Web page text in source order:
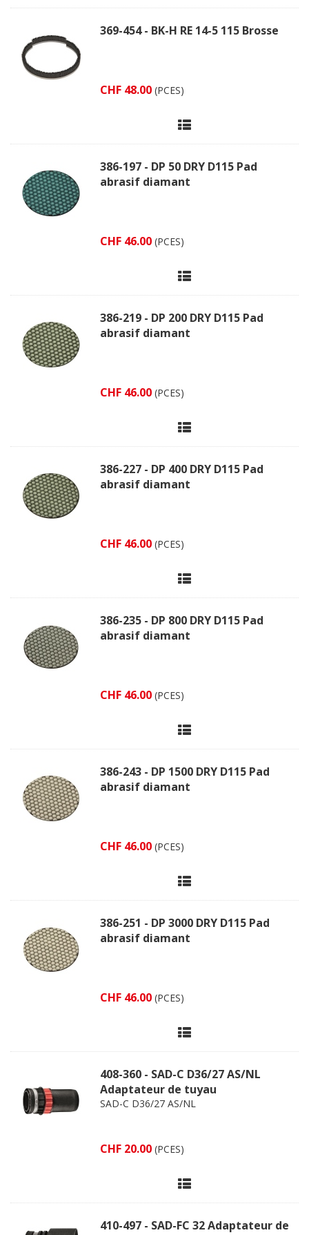
369-454 - BK-H RE 14-5 115 Brosse
CHF 48.00 (PCES)
386-197 - DP 50 DRY D115 Pad
abrasif diamant
CHF 46.00 (PCES)
386-219 - DP 200 DRY D115 Pad
abrasif diamant
CHF 46.00 (PCES)
386-227 - DP 400 DRY D115 Pad
abrasif diamant
CHF 46.00 (PCES)
386-235 - DP 800 DRY D115 Pad
abrasif diamant
CHF 46.00 (PCES)
386-243 - DP 1500 DRY D115 Pad
abrasif diamant
CHF 46.00 (PCES)
386-251 - DP 3000 DRY D115 Pad
abrasif diamant
CHF 46.00 (PCES)
408-360 - SAD-C D36/27 AS/NL
Adaptateur de tuyau
SAD-C D36/27 AS/NL
CHF 20.00 (PCES)
410-497 - SAD-FC 32 Adaptateur de